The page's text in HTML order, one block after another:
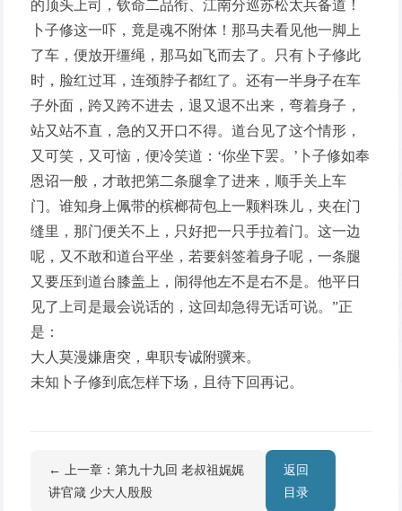
的顶头上司，钦命二品衔、江南分巡苏松太兵备道！
卜子修这一吓，竟是魂不附体！那马夫看见他一脚上
了车，便放开缰绳，那马如飞而去了。只有卜子修此
时，脸红过耳，连颈脖子都红了。还有一半身子在车
子外面，跨又跨不进去，退又退不出来，弯着身子，
站又站不直，急的又开口不得。道台见了这个情形，
又可笑，又可恼，便冷笑道：‘你坐下罢。’卜子修如奉
恩诏一般，才敢把第二条腿拿了进来，顺手关上车
门。谁知身上佩带的槟榔荷包上一颗料珠儿，夹在门
缝里，那门便关不上，只好把一只手拉着门。这一边
呢，又不敢和道台平坐，若要斜签着身子呢，一条腿
又要压到道台膝盖上，闹得他左不是右不是。他平日
见了上司是最会说话的，这回却急得无话可说。”正
是：
大人莫漫嫌唐突，卑职专诚附骥来。
未知卜子修到底怎样下场，且待下回再记。
← 上一章：第九十九回 老叔祖娓娓
讲官箴 少大人殷殷
返回
目录